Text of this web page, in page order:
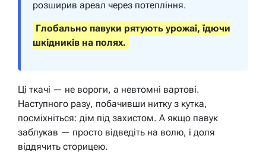
розширив ареал через потепління.
Глобально павуки рятують урожаї, їдючи
шкідників на полях.
Ці ткачі — не вороги, а невтомні вартові.
Наступного разу, побачивши нитку з кутка,
посміхніться: дім під захистом. А якщо павук
заблукав — просто відведіть на волю, і доля
віддячить сторицею.